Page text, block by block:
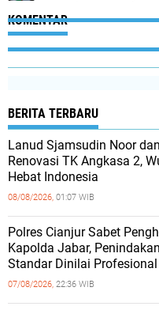
KOMENTAR
BERITA TERBARU
Lanud Sjamsudin Noor
Renovasi TK Angkasa 2,
Hebat Indonesia
08/08/2026, 01:07 WIB
Polres Cianjur Sabet
Kapolda Jabar,
Standar Dinilai
07/08/2026, 22:36 WIB